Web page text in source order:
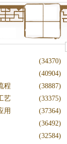
(34370)
(40904)
(38887)
程
(33375)
艺
(37364)
用
(36492)
(32584)